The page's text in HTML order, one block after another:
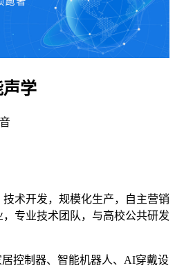
学
术开发，规模化生产，自主营销
专业技术团队，与高校公共研发
控制器、智能机器人、AI穿戴设